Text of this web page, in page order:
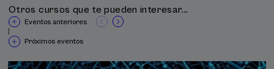
Otros cursos que te pueden interesar...
Eventos anteriores
Próximos eventos